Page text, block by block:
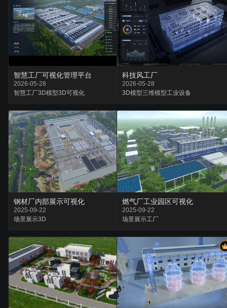
智慧工厂可视化管理平台
2026-05-28
智慧工厂3D模型3D可视化
科技风工厂
2026-05-28
3D模型三维模型工业设备
钢材厂内部展示可视化
2025-09-22
场景展示3D
燃气厂工业园区可视化
2025-09-22
场景展示工厂